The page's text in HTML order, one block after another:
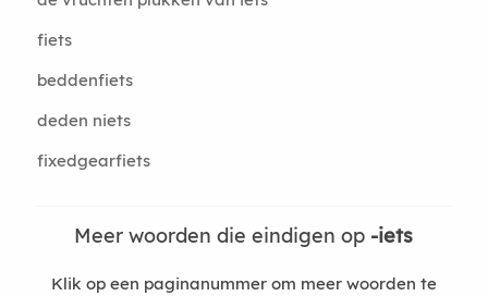
fiets
beddenfiets
deden niets
fixedgearfiets
Meer woorden die eindigen op -iets
Klik op een paginanummer om meer woorden te